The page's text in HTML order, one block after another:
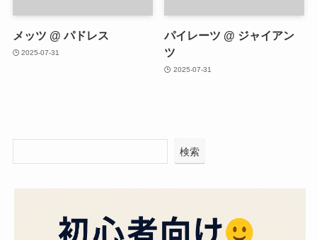
メッツ @ パドレス
2025-07-31
パイレーツ @ ジャイアン
ツ
2025-07-31
検索